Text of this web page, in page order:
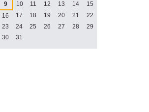
9
10 11 12 13 14
15
16
17 18 19 20 21
22
23
24 25 26 27 28
29
30
31